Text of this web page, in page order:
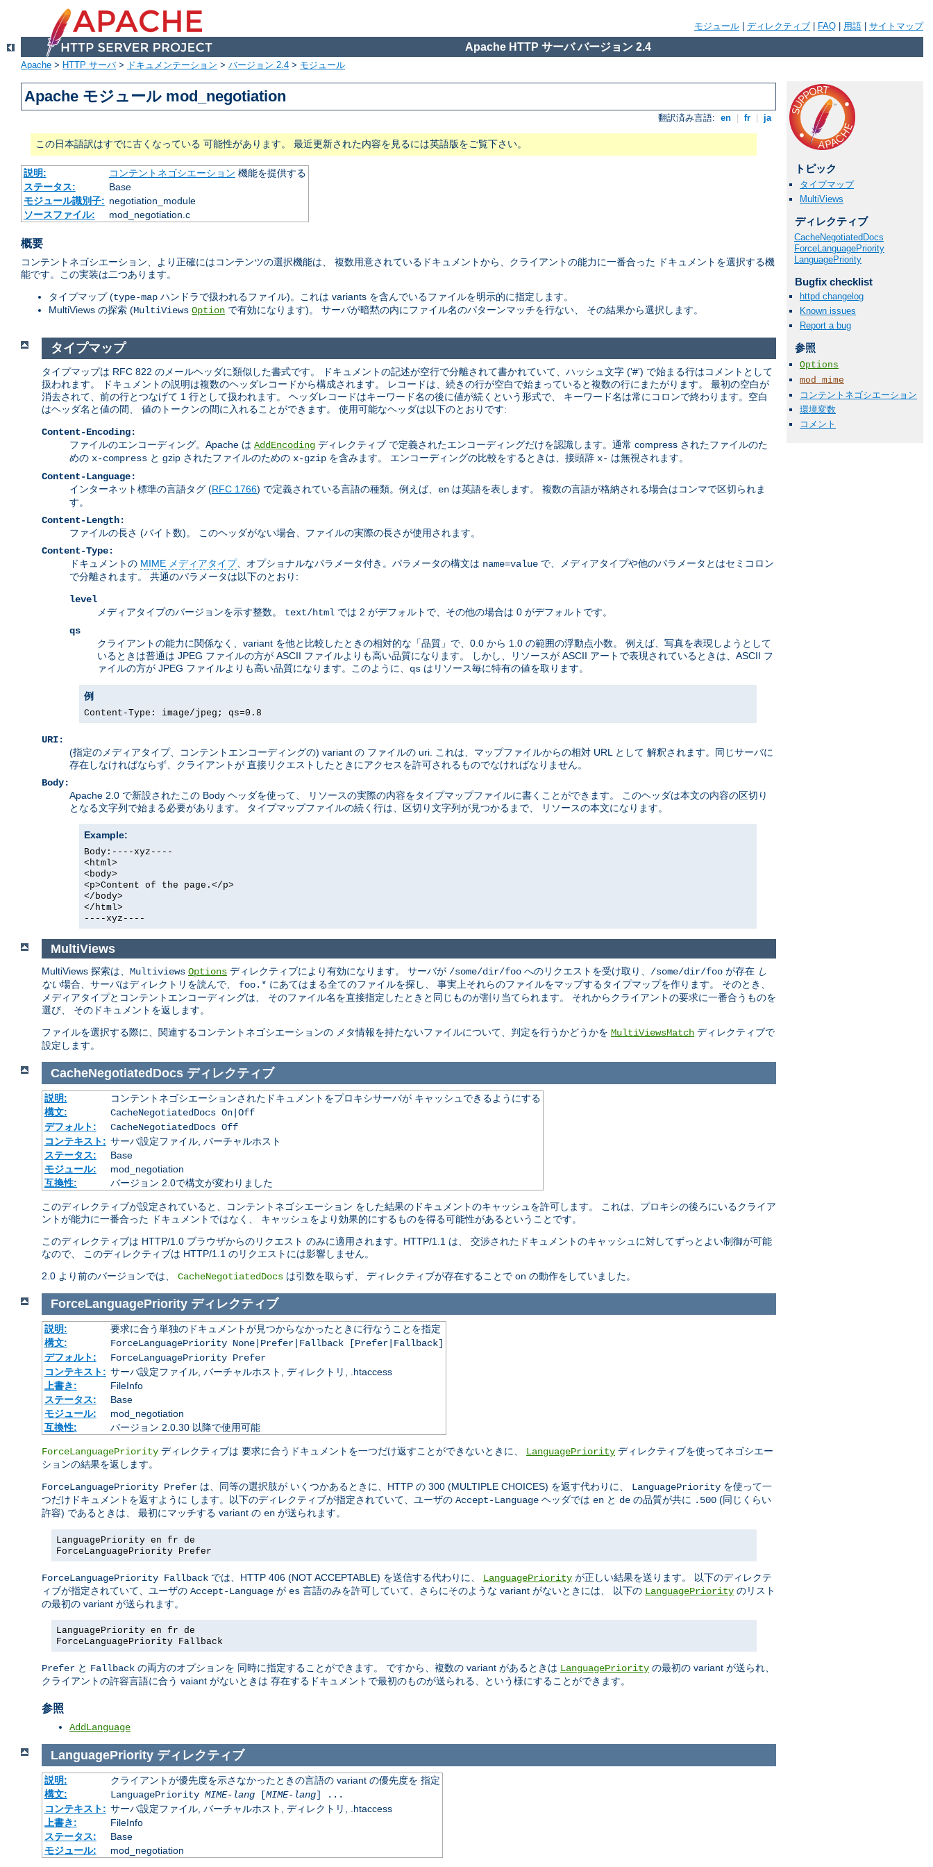
モジュール ディレクティブ FAQ 用語 サイトマップ
Apache HTTP サーバ バージョン 2.4
Apache > HTTP サーバ> ドキュメンテーション > バージョン 2.4 > モジュール
Apache モジュール mod_negotiation
翻訳済み言語: en fr ja
この日本語訳はすでに古くなっている 可能性があります。 最近更新された内容を見るには英語版をご覧下さい。
説明: コンテントネゴシエーション 機能を提供する
ステータス:
Base
モジュール識別子: negotiation_module
ソースファイル:
mod_negotiation.c
概要
コンテントネゴシエーション、より正確にはコンテンツの選択機能は、 複数用意されているドキュメントから、クライアントの能力に一番合った ドキュメントを選択する機
能です。この実装は二つあります。
タイプマップ (type-map ハンドラで扱われるファイル)。これは variants を含んでいるファイルを明示的に指定します。
MultiViews の探索 (MultiViews Option で有効になります)。 サーバが暗黙の内にファイル名のパターンマッチを行ない、 その結果から選択します。
トピック
タイプマップ
MultiViews
ディレクティブ
CacheNegotiatedDocs
ForceLanguagePriority
LanguagePriority
Bugfix checklist
httpd changelog
Known issues
Report a bug
参照
Options
mod_mime
コンテントネゴシエーション
環境変数
コメント
タイプマップ
タイプマップは RFC 822 のメールヘッダに類似した書式です。 ドキュメントの記述が空行で分離されて書かれていて、ハッシュ文字 ('#') で始まる行はコメントとして
扱われます。 ドキュメントの説明は複数のヘッダレコードから構成されます。 レコードは、続きの行が空白で始まっていると複数の行にまたがります。 最初の空白が
消去されて、前の行とつなげて 1 行として扱われます。 ヘッダレコードはキーワード名の後に値が続くという形式で、 キーワード名は常にコロンで終わります。空白
はヘッダ名と値の間、 値のトークンの間に入れることができます。 使用可能なヘッダは以下のとおりです:
Content-Encoding:
ファイルのエンコーディング。Apache は AddEncoding ディレクティブ で定義されたエンコーディングだけを認識します。通常 compress されたファイルのた
めの x-compress と gzip されたファイルのための x-gzip を含みます。 エンコーディングの比較をするときは、接頭辞 x- は無視されます。
Content-Language:
インターネット標準の言語タグ (RFC 1766) で定義されている言語の種類。例えば、 en は英語を表します。 複数の言語が格納される場合はコンマで区切られま
す。
Content-Length:
ファイルの長さ (バイト数)。 このヘッダがない場合、ファイルの実際の長さが使用されます。
Content-Type:
ドキュメントの MIME メディアタイプ、オプショナルなパラメータ付き。パラメータの構文は name=value で、メディアタイプや他のパラメータとはセミコロン
で分離されます。 共通のパラメータは以下のとおり:
level
メディアタイプのバージョンを示す整数。 text/html では 2 がデフォルトで、その他の場合は 0 がデフォルトです。
qs
クライアントの能力に関係なく、variant を他と比較したときの相対的な「品質」で、0.0 から 1.0 の範囲の浮動点小数。 例えば、写真を表現しようとして
いるときは普通は JPEG ファイルの方が ASCII ファイルよりも高い品質になります。 しかし、リソースが ASCII アートで表現されているときは、ASCII フ
ァイルの方が JPEG ファイルよりも高い品質になります。このように、 qs はリソース毎に特有の値を取ります。
例
Content-Type: image/jpeg; qs=0.8
URI:
(指定のメディアタイプ、コンテントエンコーディングの) variant の ファイルの uri. これは、マップファイルからの相対 URL として 解釈されます。同じサーバに
存在しなければならず、クライアントが 直接リクエストしたときにアクセスを許可されるものでなければなりません。
Body:
Apache 2.0 で新設されたこの Body ヘッダを使って、 リソースの実際の内容をタイプマップファイルに書くことができます。 このヘッダは本文の内容の区切り
となる文字列で始まる必要があります。 タイプマップファイルの続く行は、区切り文字列が見つかるまで、 リソースの本文になります。
Example:
Body:----xyz----
<html>
<body>
<p>Content of the page.</p>
</body>
</html>
----xyz----
MultiViews
MultiViews 探索は、 Multiviews Options ディレクティブにより有効になります。 サーバが /some/dir/foo へのリクエストを受け取り、 /some/dir/foo が存在 し
ない場合、サーバはディレクトリを読んで、 foo.* にあてはまる全てのファイルを探し、 事実上それらのファイルをマップするタイプマップを作ります。 そのとき、
メディアタイプとコンテントエンコーディングは、 そのファイル名を直接指定したときと同じものが割り当てられます。 それからクライアントの要求に一番合うものを
選び、 そのドキュメントを返します。
ファイルを選択する際に、関連するコンテントネゴシエーションの メタ情報を持たないファイルについて、判定を行うかどうかを MultiViewsMatch ディレクティブで
設定します。
CacheNegotiatedDocs ディレクティブ
説明:
コンテントネゴシエーションされたドキュメントをプロキシサーバが キャッシュできるようにする
構文:
CacheNegotiatedDocs On|Off
デフォルト:
CacheNegotiatedDocs Off
コンテキスト: サーバ設定ファイル, バーチャルホスト
ステータス:
Base
モジュール:
mod_negotiation
互換性:
バージョン 2.0で構文が変わりました
このディレクティブが設定されていると、コンテントネゴシエーション をした結果のドキュメントのキャッシュを許可します。 これは、プロキシの後ろにいるクライア
ントが能力に一番合った ドキュメントではなく、 キャッシュをより効果的にするものを得る可能性があるということです。
このディレクティブは HTTP/1.0 ブラウザからのリクエスト のみに適用されます。HTTP/1.1 は、 交渉されたドキュメントのキャッシュに対してずっとよい制御が可能
なので、 このディレクティブは HTTP/1.1 のリクエストには影響しません。
2.0 より前のバージョンでは、 CacheNegotiatedDocs は引数を取らず、 ディレクティブが存在することで on の動作をしていました。
ForceLanguagePriority ディレクティブ
説明:
要求に合う単独のドキュメントが見つからなかったときに行なうことを指定
構文:
ForceLanguagePriority None|Prefer|Fallback [Prefer|Fallback]
デフォルト:
ForceLanguagePriority Prefer
コンテキスト: サーバ設定ファイル, バーチャルホスト, ディレクトリ, .htaccess
上書き:
FileInfo
ステータス:
Base
モジュール:
mod_negotiation
互換性:
バージョン 2.0.30 以降で使用可能
ForceLanguagePriority ディレクティブは 要求に合うドキュメントを一つだけ返すことができないときに、 LanguagePriority ディレクティブを使ってネゴシエー
ションの結果を返します。
ForceLanguagePriority Prefer は、同等の選択肢が いくつかあるときに、HTTP の 300 (MULTIPLE CHOICES) を返す代わりに、 LanguagePriority を使って一
つだけドキュメントを返すように します。以下のディレクティブが指定されていて、ユーザの Accept-Language ヘッダでは en と de の品質が共に .500 (同じくらい
許容) であるときは、 最初にマッチする variant の en が送られます。
LanguagePriority en fr de
ForceLanguagePriority Prefer
ForceLanguagePriority Fallback では、HTTP 406 (NOT ACCEPTABLE) を送信する代わりに、 LanguagePriority が正しい結果を送ります。 以下のディレクテ
ィブが指定されていて、ユーザの Accept-Language が es 言語のみを許可していて、さらにそのような variant がないときには、 以下の LanguagePriority のリスト
の最初の variant が送られます。
LanguagePriority en fr de
ForceLanguagePriority Fallback
Prefer と Fallback の両方のオプションを 同時に指定することができます。 ですから、複数の variant があるときは LanguagePriority の最初の variant が送られ、
クライアントの許容言語に合う vaiant がないときは 存在するドキュメントで最初のものが送られる、という様にすることができます。
参照
AddLanguage
LanguagePriority ディレクティブ
説明:
クライアントが優先度を示さなかったときの言語の variant の優先度を 指定
構文:
LanguagePriority MIME-lang[MIME-lang] ...
コンテキスト: サーバ設定ファイル, バーチャルホスト, ディレクトリ, .htaccess
上書き:
FileInfo
ステータス:
Base
モジュール:
mod_negotiation